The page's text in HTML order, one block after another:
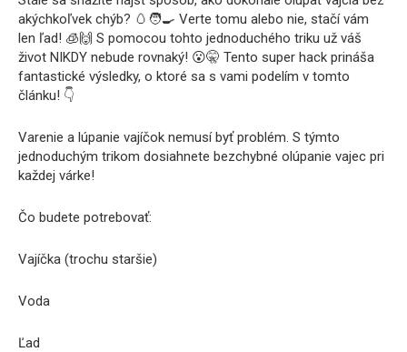
akýchkoľvek chýb? 🥚🧑‍🍳 Verte tomu alebo nie, stačí vám
len ľad! 🧊🙌 S pomocou tohto jednoduchého triku už váš
život NIKDY nebude rovnaký! 😮🤫 Tento super hack prináša
fantastické výsledky, o ktoré sa s vami podelím v tomto
článku! 👇
Varenie a lúpanie vajíčok nemusí byť problém. S týmto
jednoduchým trikom dosiahnete bezchybné olúpanie vajec pri
každej várke!
Čo budete potrebovať:
Vajíčka (trochu staršie)
Voda
Ľad